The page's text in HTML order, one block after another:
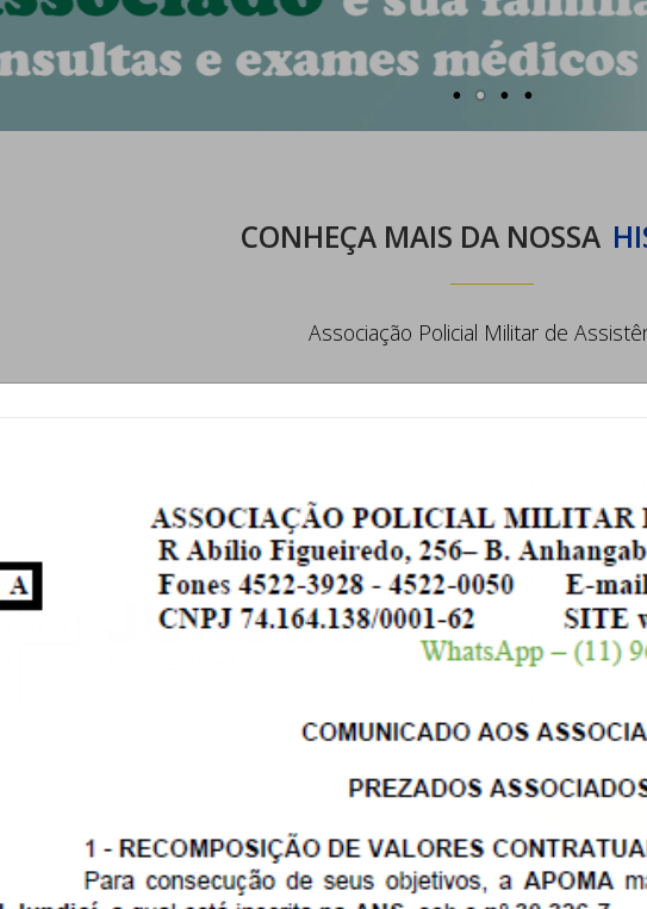
CONHEÇA MAIS DA NOSSA
Associação Policial Militar de
assistência
Policiais
É uma
de serviços
seus
LEIA MAIS